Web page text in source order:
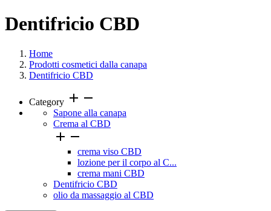
Dentifricio CBD
Home
Prodotti cosmetici dalla canapa
Dentifricio CBD
Category add remove
Sapone alla canapa
Crema al CBD
 
crema viso CBD
lozione per il corpo al C...
crema mani CBD
Dentifricio CBD
olio da massaggio al CBD